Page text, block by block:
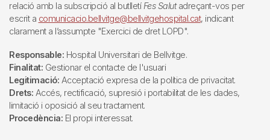
relació amb la subscripció al butlletí Fes Salutadreçant-vos per
escrit a comunicacio.bellvitge@bellvitgehospital.cat, indicant
clarament a l’assumpte "Exercici de dret LOPD".
Responsable: Hospital Universitari de Bellvitge.
Finalitat: Gestionar el contacte de l'usuari
Legitimació: Acceptació expresa de la política de privacitat.
Drets: Accés, rectificació, supresió i portabilitat de les dades,
limitació i oposició al seu tractament.
Procedència: El propi interessat.